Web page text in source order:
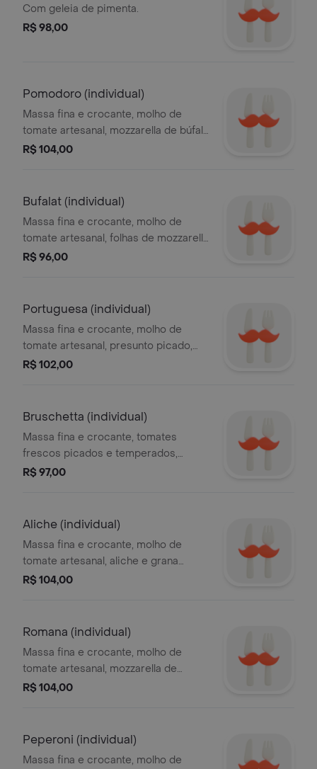
Com geleia de pimenta.
R$ 98,00
Pomodoro (individual)
Massa fina e crocante, molho de
tomate artesanal, mozzarella de búfala
e tomate pelado
R$ 104,00
Bufalat (individual)
Massa fina e crocante, molho de
tomate artesanal, folhas de mozzarella
de búfala em folha, e manjericão
R$ 96,00
Portuguesa (individual)
Massa fina e crocante, molho de
tomate artesanal, presunto picado,
ovos cozidos, azeitonas e cebola em
R$ 102,00
Bruschetta (individual)
Massa fina e crocante, tomates
frescos picados e temperados,
azeite e manjericão.
R$ 97,00
Aliche (individual)
Massa fina e crocante, molho de
tomate artesanal, aliche e grana
padano.
R$ 104,00
Romana (individual)
Massa fina e crocante, molho de
tomate artesanal, mozzarella de
búfala, tomate pelado, aliche e
R$ 104,00
Peperoni (individual)
Massa fina e crocante, molho de